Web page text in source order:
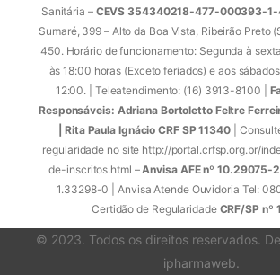
Sanitária –CEVS 354340218-477-000393-
Sumaré, 399 – Alto da Boa Vista, Ribeirão Preto
450. Horário de funcionamento: Segunda à
às 18:00 horas (Exceto feriados) e aos
12:00. | Teleatendimento: (16) 3913-8100 |
Responsáveis: Adriana Bortoletto Feltre
| Rita Paula Ignácio CRF SP 11340 |
regularidade no site http://portal.crfsp.org.br/
de-inscritos.html –Anvisa AFE nº 10.29075-2
1.33298-0 | Anvisa Atende Ouvidoria Tel:
Certidão de Regularidade CRF/SP nº
© 2023. Todos os direitos reservados.
ipharmaweb.